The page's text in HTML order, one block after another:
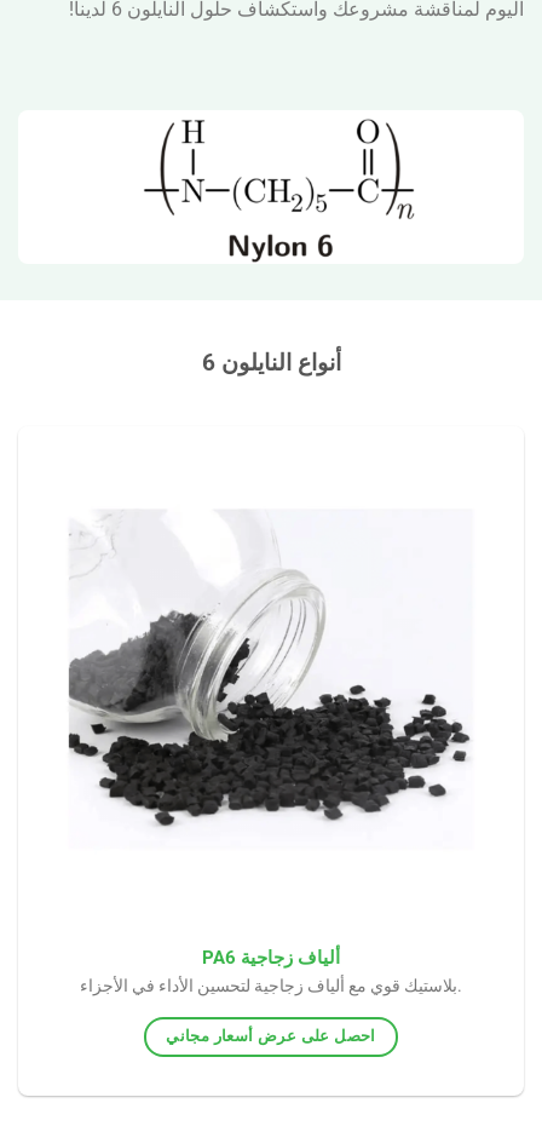
اليوم لمناقشة مشروعك واستكشاف حلول النايلون 6 لدينا!
أنواع النايلون 6
ألياف زجاجية PA6
بلاستيك قوي مع ألياف زجاجية لتحسين الأداء في الأجزاء.
احصل على عرض أسعار مجاني